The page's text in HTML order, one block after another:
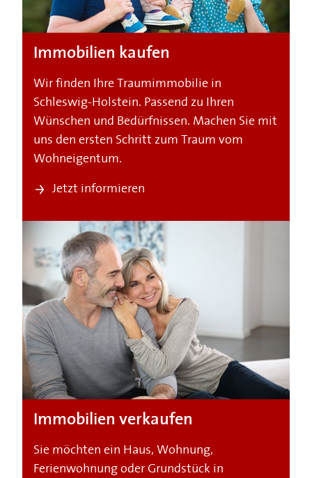
Immobilien kaufen
Wir finden Ihre Traumimmobilie in
Schleswig-Holstein. Passend zu Ihren
Wünschen und Bedürfnissen. Machen Sie mit
uns den ersten Schritt zum Traum vom
Wohneigentum.
Jetzt informieren
Immobilien verkaufen
Sie möchten ein Haus, Wohnung,
Ferienwohnung oder Grundstück in